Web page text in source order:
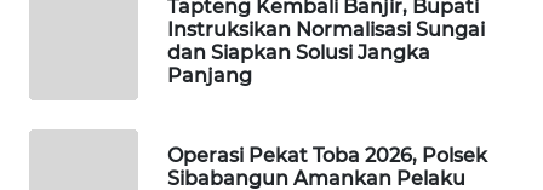
Tapteng Kembali Banjir, Bupati
Instruksikan Normalisasi Sungai
dan Siapkan Solusi Jangka
Panjang
Operasi Pekat Toba 2026, Polsek
Sibabangun Amankan Pelaku
KELISTRIKAN